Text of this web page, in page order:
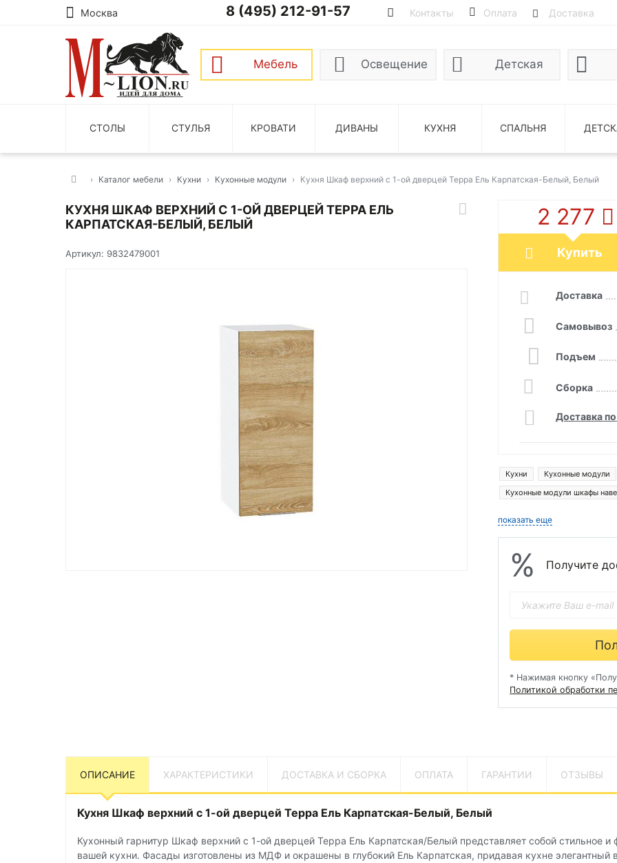
Москва 8 (495) 212-91-57 Контакты Оплата Доставка
Мебель Освещение Детская
СТОЛЫ СТУЛЬЯ КРОВАТИ ДИВАНЫ КУХНЯ СПАЛЬНЯ
Каталог мебели Кухни Кухонные модули Кухня Шкаф верхний с 1-ой дверцей Терра Ель Карпатская-Белый, Белый
КУХНЯ ШКАФ ВЕРХНИЙ С 1-ОЙ ДВЕРЦЕЙ ТЕРРА ЕЛЬ
КАРПАТСКАЯ-БЕЛЫЙ, БЕЛЫЙ
Артикул: 9832479001
2 277
Купить
Доставка
Самовывоз
Подъем
Сборка
Доставка
Кухни Кухонные модули
Кухонные модули шкафы
показать еще
% Получите
* Нажимая кнопку
Политикой обработки
ОПИСАНИЕ ХАРАКТЕРИСТИКИ ДОСТАВКА И СБОРКА ОПЛАТА ГАРАНТИИ ОТЗЫВЫ
Кухня Шкаф верхний с 1-ой дверцей Терра Ель Карпатская-Белый, Белый
Кухонный гарнитур Шкаф верхний с 1-ой дверцей Терра Ель Карпатская/Белый представляет собой стильное
вашей кухни. Фасады изготовлены из МДФ и окрашены в глубокий Ель Карпатская, придавая кухне